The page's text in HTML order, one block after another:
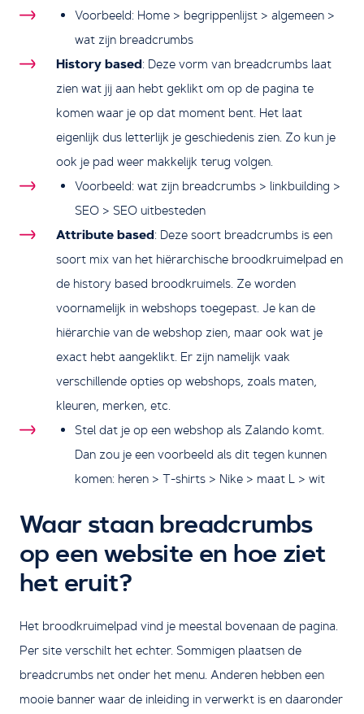
Voorbeeld: Home > begrippenlijst > algemeen >
wat zijn breadcrumbs
History based: Deze vorm van breadcrumbs laat
zien wat jij aan hebt geklikt om op de pagina te
komen waar je op dat moment bent. Het laat
eigenlijk dus letterlijk je geschiedenis zien. Zo kun je
ook je pad weer makkelijk terug volgen.
Voorbeeld: wat zijn breadcrumbs > linkbuilding >
SEO > SEO uitbesteden
Attribute based: Deze soort breadcrumbs is een
soort mix van het hiërarchische broodkruimelpad en
de history based broodkruimels. Ze worden
voornamelijk in webshops toegepast. Je kan de
hiërarchie van de webshop zien, maar ook wat je
exact hebt aangeklikt. Er zijn namelijk vaak
verschillende opties op webshops, zoals maten,
kleuren, merken, etc.
Stel dat je op een webshop als Zalando komt.
Dan zou je een voorbeeld als dit tegen kunnen
komen: heren > T-shirts > Nike > maat L > wit
Waar staan breadcrumbs
op een website en hoe ziet
het eruit?
Het broodkruimelpad vind je meestal bovenaan de pagina.
Per site verschilt het echter. Sommigen plaatsen de
breadcrumbs net onder het menu. Anderen hebben een
mooie banner waar de inleiding in verwerkt is en daaronder